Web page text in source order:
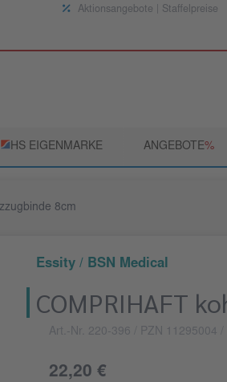
Aktionsangebote | Staffelpreise
­HS EIGENMARKE ANGEBOTE­%
8cm
Essity / BSN Medical
COMPRIHAFT
Art.-Nr. 220-396 / PZN 11295004
22,20 €